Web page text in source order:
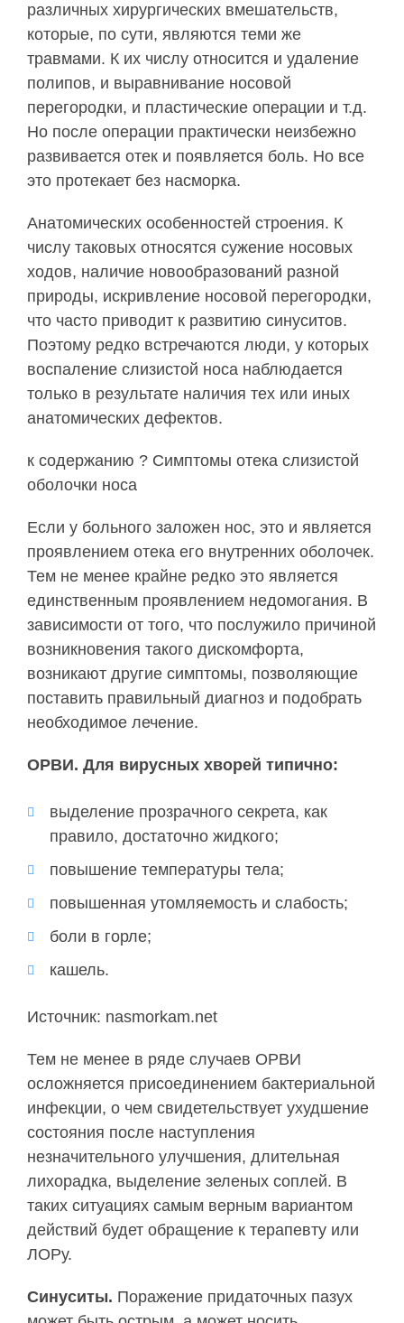
различных хирургических вмешательств,
которые, по сути, являются теми же
травмами. К их числу относится и удаление
полипов, и выравнивание носовой
перегородки, и пластические операции и т.д.
Но после операции практически неизбежно
развивается отек и появляется боль. Но все
это протекает без насморка.
Анатомических особенностей строения. К
числу таковых относятся сужение носовых
ходов, наличие новообразований разной
природы, искривление носовой перегородки,
что часто приводит к развитию синуситов.
Поэтому редко встречаются люди, у которых
воспаление слизистой носа наблюдается
только в результате наличия тех или иных
анатомических дефектов.
к содержанию ? Симптомы отека слизистой
оболочки носа
Если у больного заложен нос, это и является
проявлением отека его внутренних оболочек.
Тем не менее крайне редко это является
единственным проявлением недомогания. В
зависимости от того, что послужило причиной
возникновения такого дискомфорта,
возникают другие симптомы, позволяющие
поставить правильный диагноз и подобрать
необходимое лечение.
ОРВИ. Для вирусных хворей типично:
выделение прозрачного секрета, как
правило, достаточно жидкого;
повышение температуры тела;
повышенная утомляемость и слабость;
боли в горле;
кашель.
Источник: nasmorkam.net
Тем не менее в ряде случаев ОРВИ
осложняется присоединением бактериальной
инфекции, о чем свидетельствует ухудшение
состояния после наступления
незначительного улучшения, длительная
лихорадка, выделение зеленых соплей. В
таких ситуациях самым верным вариантом
действий будет обращение к терапевту или
ЛОРу.
Синуситы. Поражение придаточных пазух